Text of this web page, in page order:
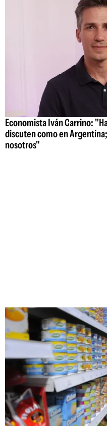
Economista Iván Carrino:
discuten como en
nosotros"